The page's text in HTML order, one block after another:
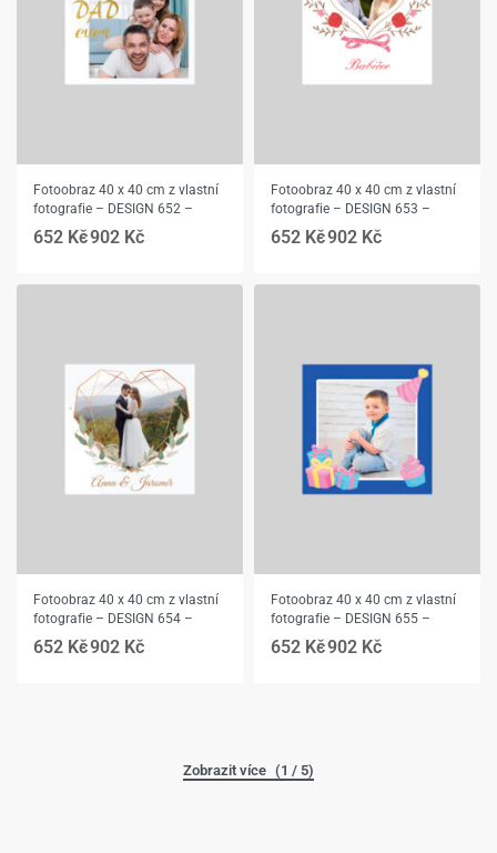
Fotoobraz 40 x 40 cm z vlastní
fotografie – DESIGN 652 –
652 Kč902 Kč
Fotoobraz 40 x 40 cm z vlastní
fotografie – DESIGN 653 –
652 Kč902 Kč
Fotoobraz 40 x 40 cm z vlastní
fotografie – DESIGN 654 –
652 Kč902 Kč
Fotoobraz 40 x 40 cm z vlastní
fotografie – DESIGN 655 –
652 Kč902 Kč
(1 / 5)